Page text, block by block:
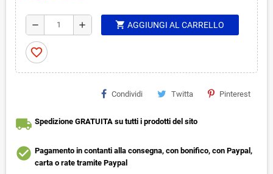
remove add shopping_cart AGGIUNGI AL CARRELLO
favorite_border
Condividi Twitta Pinterest
local_shipping Spedizione GRATUITA su tutti i prodotti del sito
check_circle Pagamento in contanti alla consegna, con bonifico, con Paypal,
carta o rate tramite Paypal